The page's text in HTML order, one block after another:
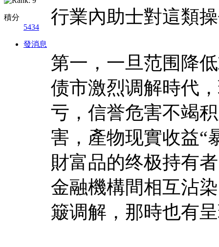
積分
5434
發消息
行業內助士對這類
第一，一旦范围降
债市激烈调解時代
亏，信誉危害不竭
害，產物现實收益“
財富品的终极持有
金融機構間相互沾
簸调解，那時也有